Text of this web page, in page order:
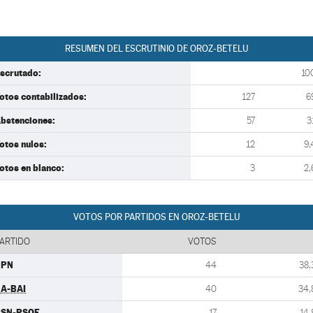
RESUMEN DEL ESCRUTINIO DE OROZ-BETELU
contabilizados: 127
57
nulos: 12
en blanco: 3
VOTOS POR PARTIDOS EN OROZ-BETELU
VOTOS
44
BAI 40